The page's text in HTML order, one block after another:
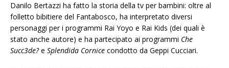
Danilo Bertazzi ha fatto la storia della tv per bambini: oltre al
folletto bibitiere del Fantabosco, ha interpretato diversi
personaggi per i programmi Rai Yoyo e Rai Kids (dei quali è
stato anche autore) e ha partecipato ai programmi Che
Succ3de?e Splendida Cornice condotto da Geppi Cucciari.